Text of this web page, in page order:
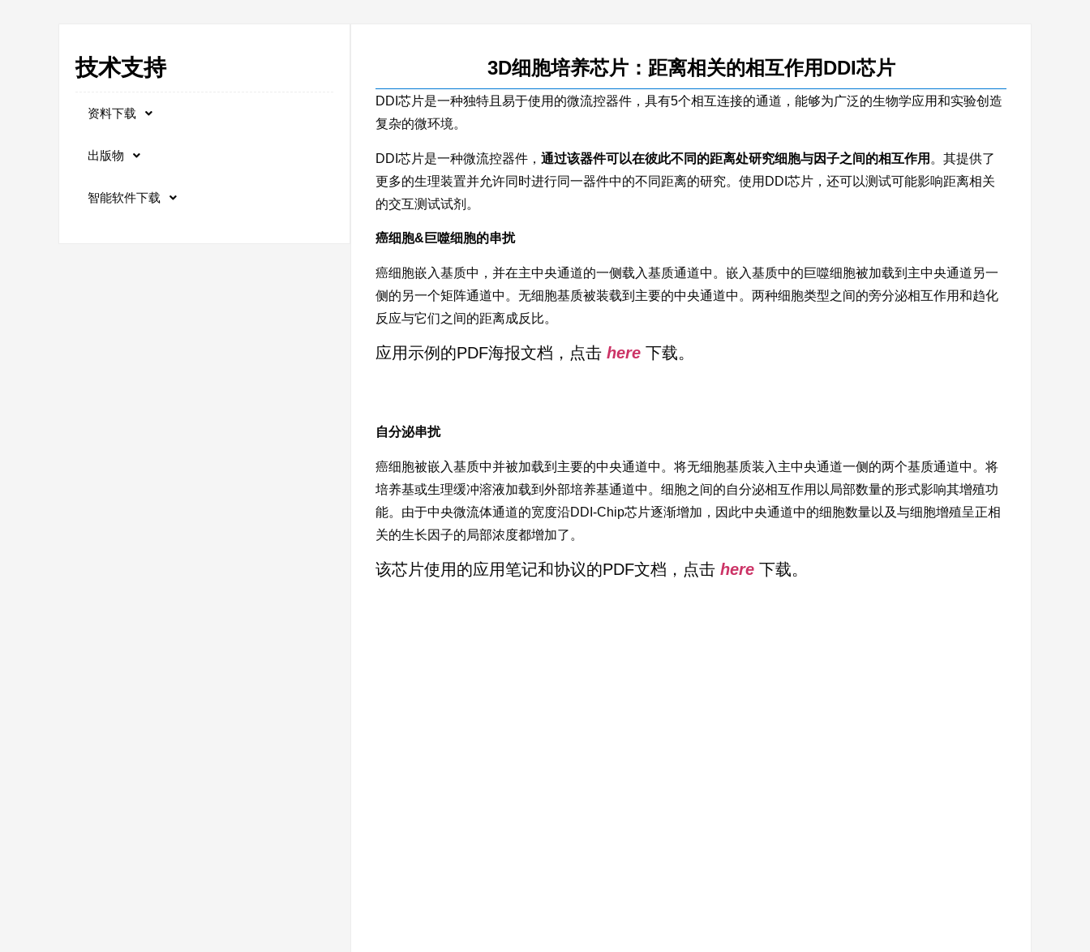
技术支持
资料下载
出版物
智能软件下载
3D细胞培养芯片：距离相关的相互作用DDI芯片
DDI芯片是一种独特且易于使用的微流控器件，具有5个相互连接的通道，能够为广泛的生物学应用和实验创造
复杂的微环境。
DDI芯片是一种微流控器件， 通过该器件可以在彼此不同的距离处研究细胞与因子之间的相互作用 。其提供了
更多的生理装置并允许同时进行同一器件中的不同距离的研究。使用DDI芯片，还可以测试可能影响距离相关
的交互测试试剂。
癌细胞&巨噬细胞的串扰
癌细胞嵌入基质中，并在主中央通道的一侧载入基质通道中。嵌入基质中的巨噬细胞被加载到主中央通道另一
侧的另一个矩阵通道中。无细胞基质被装载到主要的中央通道中。两种细胞类型之间的旁分泌相互作用和趋化
反应与它们之间的距离成反比。
应用示例的PDF海报文档，点击 here 下载。
自分泌串扰
癌细胞被嵌入基质中并被加载到主要的中央通道中。将无细胞基质装入主中央通道一侧的两个基质通道中。将
培养基或生理缓冲溶液加载到外部培养基通道中。细胞之间的自分泌相互作用以局部数量的形式影响其增殖功
能。由于中央微流体通道的宽度沿DDI-Chip芯片逐渐增加，因此中央通道中的细胞数量以及与细胞增殖呈正相
关的生长因子的局部浓度都增加了。
该芯片使用的应用笔记和协议的PDF文档，点击 here 下载。